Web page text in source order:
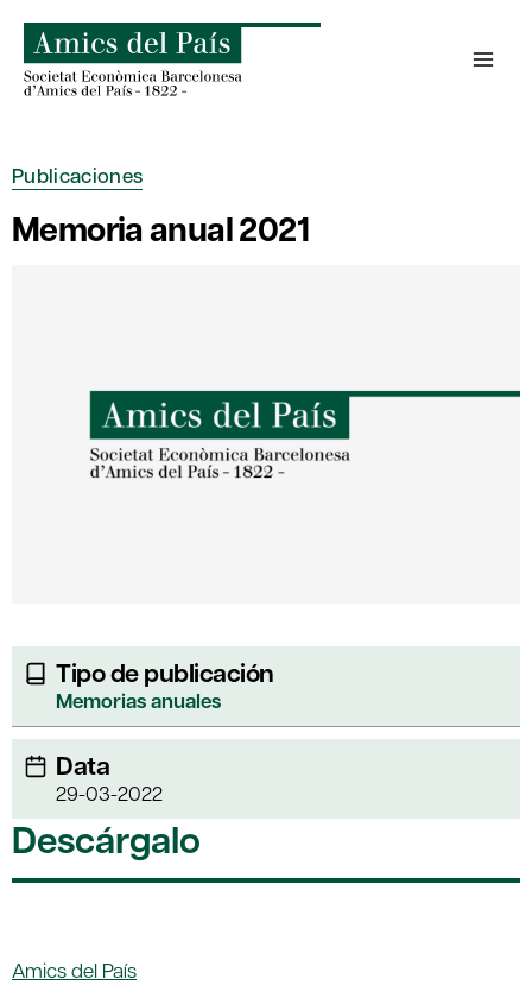
contenido
Publicaciones
Memoria anual 2021
Tipo de publicación
Memorias anuales
Data
29-03-2022
Descárgalo
Amics del País